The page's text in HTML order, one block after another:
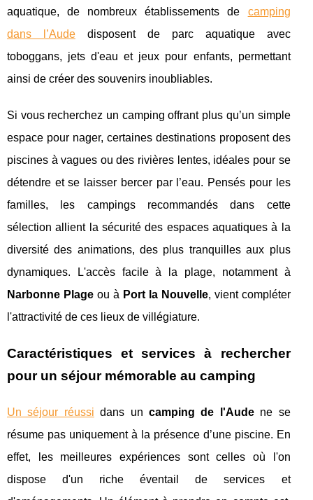
aquatique, de nombreux établissements de camping
dans l’Audedisposent de parc aquatique avec
toboggans, jets d'eau et jeux pour enfants, permettant
ainsi de créer des souvenirs inoubliables.
Si vous recherchez un camping offrant plus qu’un simple
espace pour nager, certaines destinations proposent des
piscines à vagues ou des rivières lentes, idéales pour se
détendre et se laisser bercer par l’eau. Pensés pour les
familles, les campings recommandés dans cette
sélection allient la sécurité des espaces aquatiques à la
diversité des animations, des plus tranquilles aux plus
dynamiques. L'accès facile à la plage, notamment à
Narbonne Plageou à Port la Nouvelle, vient compléter
l'attractivité de ces lieux de villégiature.
Caractéristiques et services à rechercher
pour un séjour mémorable au camping
Un séjour réussi dans uncamping de l'Audene se
résume pas uniquement à la présence d’une piscine. En
effet, les meilleures expériences sont celles où l'on
dispose d'un riche éventail de services et